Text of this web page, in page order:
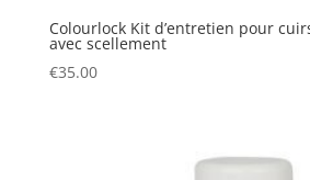
Colourlock Kit d’entretien pour
avec scellement
€35.00